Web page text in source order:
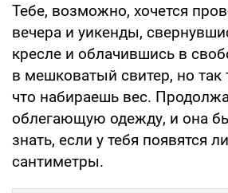
Тебе, возможно, хочется
вечера и уикенды,
кресле и облачившись в
в мешковатый свитер, но
что набираешь вес.
облегающую одежду, и она
знать, если у тебя появятся
сантиметры.